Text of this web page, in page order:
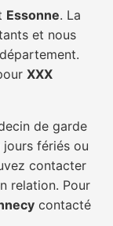
Essonne. La
et nous
XXX
de garde
fériés ou
contacter
relation. Pour
contacté